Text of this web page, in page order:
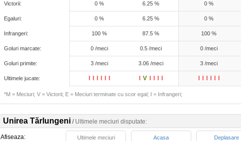
Victorii: 0 % 6.25 % 0 %
Egaluri: 0 % 6.25 % 0 %
Infrangeri: 100 % 87.5 % 100 %
Goluri marcate: 0 /meci 0.5 /meci 0 /meci
Goluri primite: 3 /meci 3.06 /meci 3 /meci
Ultimele jucate: V
*M = Meciuri; V = Victorii; E = Meciuri terminate cu scor egal; I = Infrangeri;
Unirea Tărlungeni / Ultimele meciuri disputate:
Afiseaza: Ultimele meciuri Acasa Deplasare